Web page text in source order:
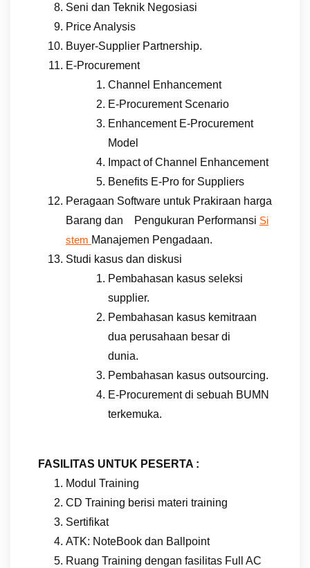
Seni dan Teknik Negosiasi
Price Analysis
Buyer-Supplier Partnership.
E-Procurement
Channel Enhancement
E-Procurement Scenario
Enhancement E-Procurement
Model
Impact of Channel Enhancement
Benefits E-Pro for Suppliers
Peragaan Software untuk Prakiraan harga
Barang dan Pengukuran Performansi Si
stem Manajemen Pengadaan.
Studi kasus dan diskusi
Pembahasan kasus seleksi
supplier.
Pembahasan kasus kemitraan
dua perusahaan besar di
dunia.
Pembahasan kasus outsourcing.
E-Procurement di sebuah BUMN
terkemuka.
FASILITAS UNTUK PESERTA :
Modul Training
CD Training berisi materi training
Sertifikat
ATK: NoteBook dan Ballpoint
Ruang Training dengan fasilitas Full AC